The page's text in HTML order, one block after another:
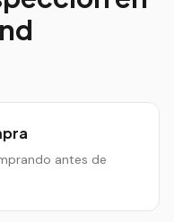
antes de